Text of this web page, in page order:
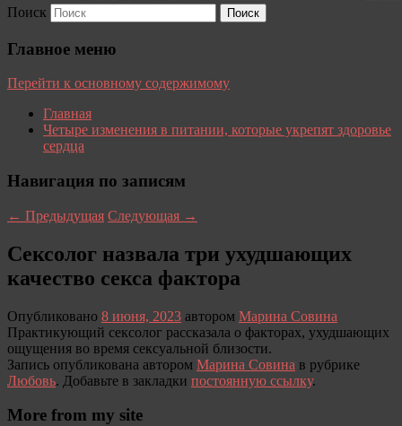
Поиск
Главное меню
Перейти к основному содержимому
Главная
Четыре изменения в питании, которые укрепят здоровье
сердца
Навигация по записям
← Предыдущая Следующая →
Сексолог назвала три ухудшающих
качество секса фактора
Опубликовано 8 июня, 2023 автором Марина Совина
Практикующий сексолог рассказала о факторах, ухудшающих
ощущения во время сексуальной близости.
Запись опубликована автором Марина Совина в рубрике
Любовь. Добавьте в закладки постоянную ссылку.
More from my site